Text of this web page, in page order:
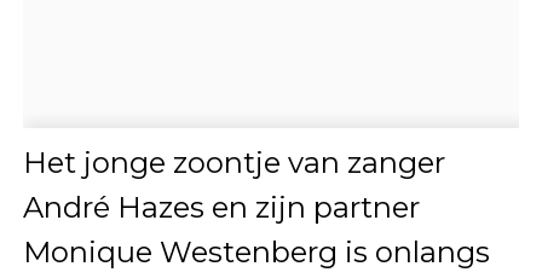
Het jonge zoontje van zanger
André Hazes en zijn partner
Monique Westenberg is onlangs